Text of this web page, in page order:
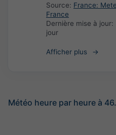
Source: France:
France
Dernière mise à jour:
jour
Afficher plus
Météo heure par heure à